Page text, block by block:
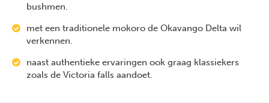
bushmen.
met een traditionele mokoro de Okavango Delta wil
verkennen.
naast authentieke ervaringen ook graag klassiekers
zoals de Victoria falls aandoet.